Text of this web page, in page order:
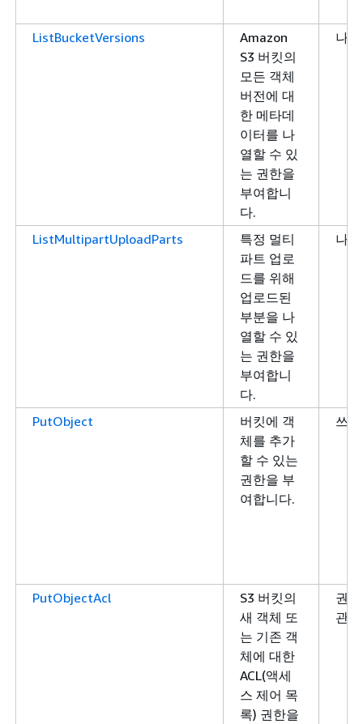
ListBucketVersions
Amazon
S3 버킷의
모든 객체
버전에 대
한 메타데
이터를 나
열할 수 있
는 권한을
부여합니
다.
나열
ListMultipartUploadParts
특정 멀티
파트 업로
드를 위해
업로드된
부분을 나
열할 수 있
는 권한을
부여합니
다.
나열
PutObject
버킷에 객
체를 추가
할 수 있는
권한을 부
여합니다.
쓰기
PutObjectAcl
S3 버킷의
새 객체 또
는 기존 객
체에 대한
ACL(액세
스 제어 목
록) 권한을
권한
관리